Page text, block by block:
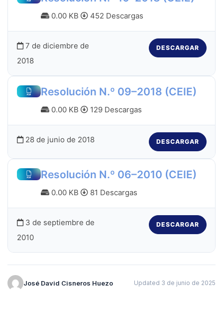
0.00 KB 452 Descargas
7 de diciembre de
2018
DESCARGAR
Resolución N.º 09–2018 (CEIE)
0.00 KB 129 Descargas
28 de junio de 2018 DESCARGAR
Resolución N.º 06–2010 (CEIE)
0.00 KB 81 Descargas
3 de septiembre de
2010
DESCARGAR
José David Cisneros Huezo Updated 3 de junio de 2025